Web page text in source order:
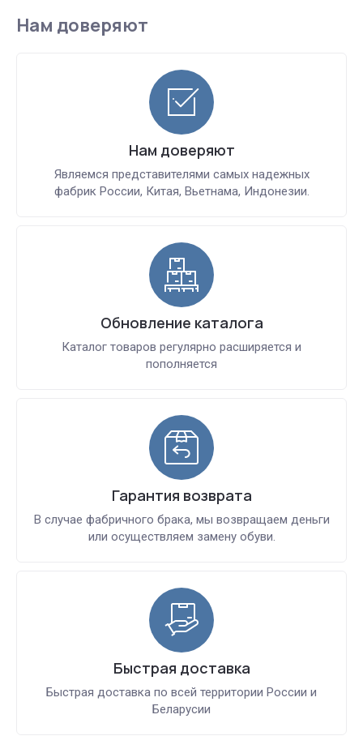
Нам доверяют
Нам доверяют
Являемся представителями самых надежных
фабрик России, Китая, Вьетнама, Индонезии.
Обновление каталога
Каталог товаров регулярно расширяется и
пополняется
Гарантия возврата
В случае фабричного брака, мы возвращаем деньги
или осуществляем замену обуви.
Быстрая доставка
Быстрая доставка по всей территории России и
Беларусии